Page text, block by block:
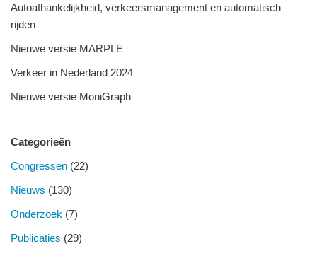
Autoafhankelijkheid, verkeersmanagement en automatisch
rijden
Nieuwe versie MARPLE
Verkeer in Nederland 2024
Nieuwe versie MoniGraph
Categorieën
Congressen (22)
Nieuws (130)
Onderzoek (7)
Publicaties (29)